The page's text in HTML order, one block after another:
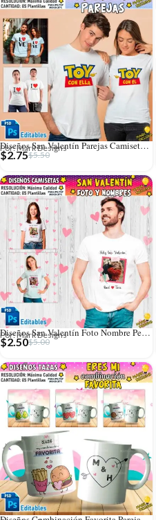
Diseños San Valentín Parejas Camisetas Editables
Por: Mark Designs
$5.50
$2.75
Diseños San Valentín Foto Nombre Personalizado Camisetas
Por: Mark Designs
$5.00
$2.50